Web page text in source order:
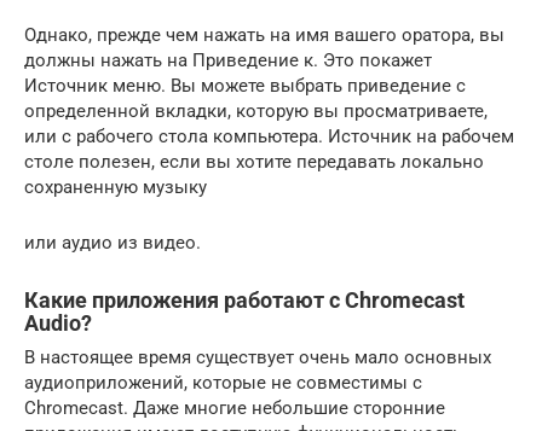
Однако, прежде чем нажать на имя вашего оратора, вы
должны нажать на Приведение к. Это покажет
Источник меню. Вы можете выбрать приведение с
определенной вкладки, которую вы просматриваете,
или с рабочего стола компьютера. Источник на рабочем
столе полезен, если вы хотите передавать локально
сохраненную музыку
или аудио из видео.
Какие приложения работают с Chromecast
Audio?
В настоящее время существует очень мало основных
аудиоприложений, которые не совместимы с
Chromecast. Даже многие небольшие сторонние